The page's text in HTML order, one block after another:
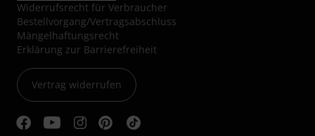
Widerrufsrecht für Verbraucher
Bestellvorgang/Vertragsabschluss
Mängelhaftungsrecht
Erklärung zur Barrierefreiheit
Vertrag widerrufen